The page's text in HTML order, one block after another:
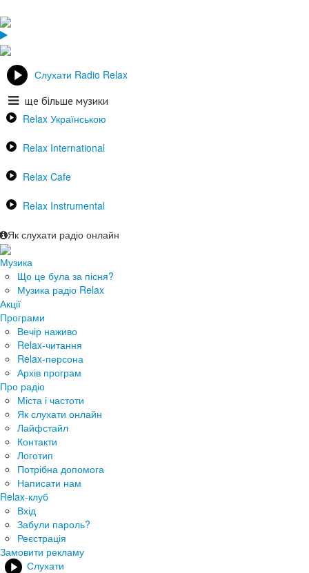
Слухати Radio Relax
ще більше музики
Relax Українською
Relax International
Relax Cafe
Relax Instrumental
Як слухати радіо онлайн
Музика
Що це була за пісня?
Музика радіо Relax
Акції
Програми
Вечір наживо
Relax-читання
Relax-персона
Архів програм
Про радіо
Міста і частоти
Як слухати онлайн
Лайфстайл
Контакти
Логотип
Потрібна допомога
Написати нам
Relax-клуб
Вхід
Забули пароль?
Реєстрація
Замовити рекламу
Слухати